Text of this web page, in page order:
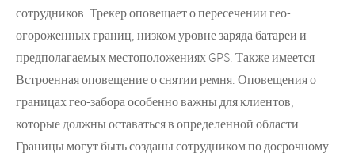
сотрудников. Трекер оповещает о пересечении гео-
огороженных границ, низком уровне заряда батареи и
предполагаемых местоположениях GPS. Также имеется
Встроенная оповещение о снятии ремня. Оповещения о
границах гео-забора особенно важны для клиентов,
которые должны оставаться в определенной области.
Границы могут быть созданы сотрудником по досрочному